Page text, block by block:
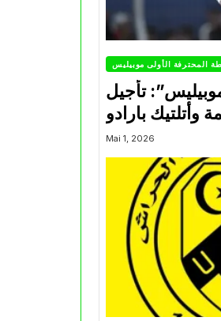
المحترفة الأولى موبيليس
تأجيل
وأتلتيك بارادو
Mai 1, 2026